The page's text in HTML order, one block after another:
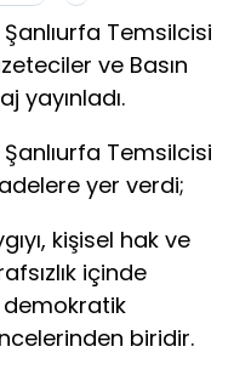
Temsilcisi
ve Basın
yayınladı.
Temsilcisi
yer verdi;
kişisel hak ve
içinde
demokratik
biridir.